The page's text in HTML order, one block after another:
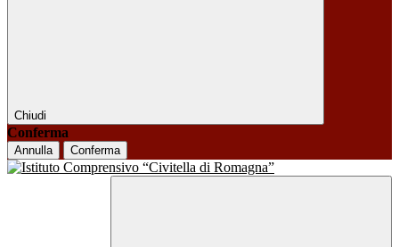
Chiudi
Conferma
Annulla Conferma